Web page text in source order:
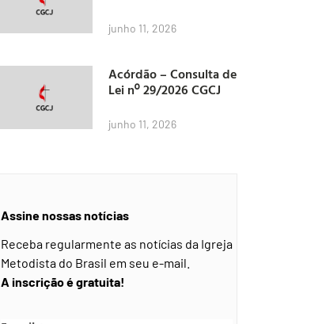
junho 11, 2026
Acórdão – Consulta de
Lei nº 29/2026 CGCJ
junho 11, 2026
Assine nossas notícias
Receba regularmente as notícias da Igreja
Metodista do Brasil em seu e-mail.
A inscrição é gratuita!